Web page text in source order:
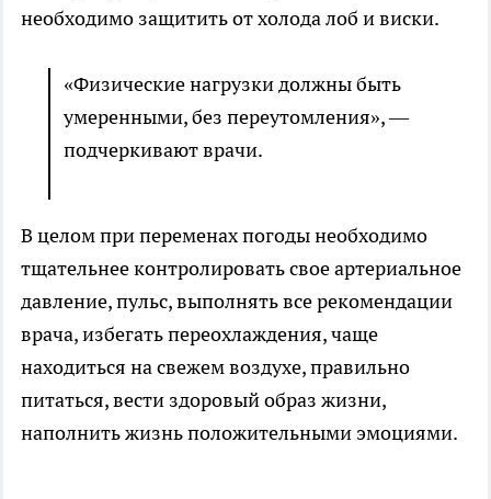
необходимо защитить от холода лоб и виски.
«Физические нагрузки должны быть
умеренными, без переутомления», —
подчеркивают врачи.
В целом при переменах погоды необходимо
тщательнее контролировать свое артериальное
давление, пульс, выполнять все рекомендации
врача, избегать переохлаждения, чаще
находиться на свежем воздухе, правильно
питаться, вести здоровый образ жизни,
наполнить жизнь положительными эмоциями.